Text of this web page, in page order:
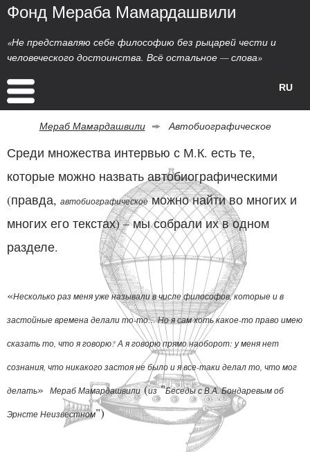
Фонд Мераба Мамардашвили
«Не представляю себе философию без рыцарей чести и
человеческого достоинства. Всё остальное — слова»
RU
Мераб Мамардашвили Автобиографическое
Среди множества интервью с М.К. есть те,
которые можно назвать автобиографическими
(правда, автобиографическоеможно найти во многих и
многих его текстах) – мы собрали их в одном
разделе.
«Несколько раз меня уже называли в числе философов, которые и в
застойные времена делали то-то… Но я сам хоть какое-то право имею
сказать то, что я говорю? А я говорю прямо наоборот: у меня нет
сознания, что никакого застоя не было и я все-таки делал то, что мог
делать» Мераб Мамардашвили(из"Беседы с В.А. Бондаревым об
Эрнсте Неизвестном")